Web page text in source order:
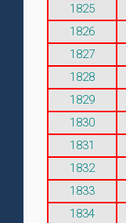
1825
1826
1827
1828
1829
1830
1831
1832
1833
1834